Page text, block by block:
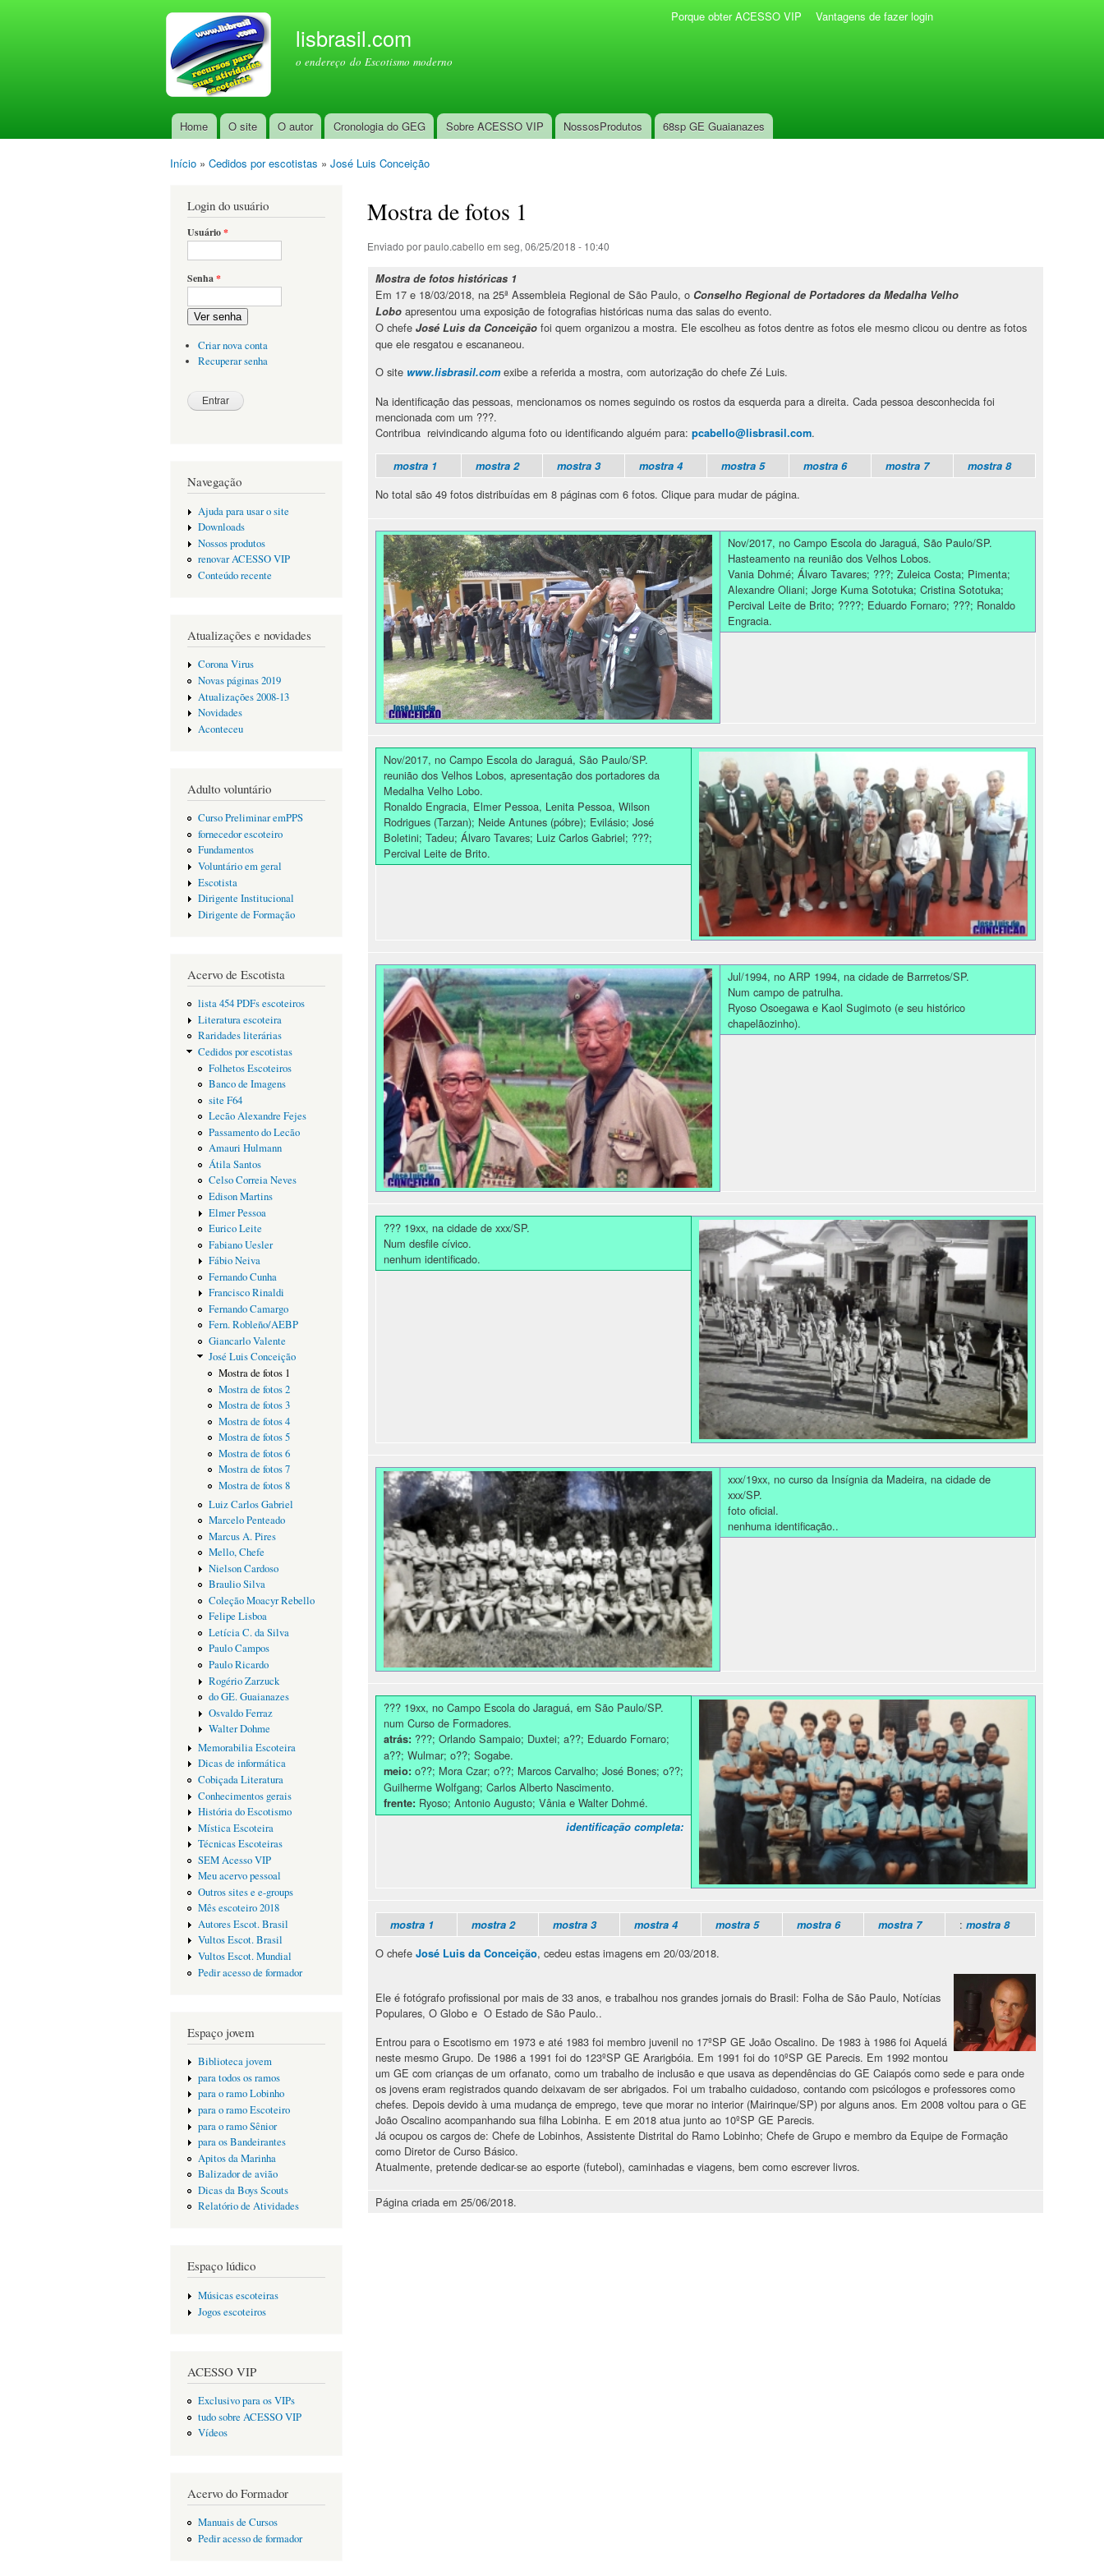
lisbrasil.com
o endereço do Escotismo moderno
Menu principal
Home O site O autor Cronologia do GEG Sobre ACESSO VIP NossosProdutos 68sp GE Guaianazes
Porque obter ACESSO VIP Vantagens de fazer login
Início » Cedidos por escotistas » José Luis Conceição
Login do usuário
Usuário*
Senha*
Ver senha
Criar nova conta
Recuperar senha
Navegação
Ajuda para usar o site
Downloads
Nossos produtos
renovar ACESSO VIP
Conteúdo recente
Atualizações e novidades
Corona Virus
Novas páginas 2019
Atualizações 2008-13
Novidades
Aconteceu
Adulto voluntário
Curso Preliminar emPPS
fornecedor escoteiro
Fundamentos
Voluntário em geral
Escotista
Dirigente Institucional
Dirigente de Formação
Acervo de Escotista
lista 454 PDFs escoteiros
Literatura escoteira
Raridades literárias
Cedidos por escotistas
Folhetos Escoteiros
Banco de Imagens
site F64
Lecão Alexandre Fejes
Passamento do Lecão
Amauri Hulmann
Átila Santos
Celso Correia Neves
Edison Martins
Elmer Pessoa
Eurico Leite
Fabiano Uesler
Fábio Neiva
Fernando Cunha
Francisco Rinaldi
Fernando Camargo
Fern. Robleño/AEBP
Giancarlo Valente
José Luis Conceição
Mostra de fotos 1
Mostra de fotos 2
Mostra de fotos 3
Mostra de fotos 4
Mostra de fotos 5
Mostra de fotos 6
Mostra de fotos 7
Mostra de fotos 8
Luiz Carlos Gabriel
Marcelo Penteado
Marcus A. Pires
Mello, Chefe
Nielson Cardoso
Braulio Silva
Coleção Moacyr Rebello
Felipe Lisboa
Letícia C. da Silva
Paulo Campos
Paulo Ricardo
Rogério Zarzuck
do GE. Guaianazes
Osvaldo Ferraz
Walter Dohme
Memorabilia Escoteira
Dicas de informática
Cobiçada Literatura
Conhecimentos gerais
História do Escotismo
Mística Escoteira
Técnicas Escoteiras
SEM Acesso VIP
Meu acervo pessoal
Outros sites e e-groups
Mês escoteiro 2018
Autores Escot. Brasil
Vultos Escot. Brasil
Vultos Escot. Mundial
Pedir acesso de formador
Espaço jovem
Biblioteca jovem
para todos os ramos
para o ramo Lobinho
para o ramo Escoteiro
para o ramo Sênior
para os Bandeirantes
Apitos da Marinha
Balizador de avião
Dicas da Boys Scouts
Relatório de Atividades
Espaço lúdico
Músicas escoteiras
Jogos escoteiros
ACESSO VIP
Exclusivo para os VIPs
tudo sobre ACESSO VIP
Vídeos
Acervo do Formador
Manuais de Cursos
Pedir acesso de formador
Mostra de fotos 1
Enviado porpaulo.cabello em seg, 06/25/2018 - 10:40
Mostra de fotos históricas 1
Em 17 e 18/03/2018, na 25ª Assembleia Regional de São Paulo, o Conselho Regional de Portadores da Medalha Velho
Lobo apresentou uma exposição de fotografias históricas numa das salas do evento.
​O chefe José Luis da Conceição foi quem organizou a mostra. Ele escolheu as fotos dentre as fotos ele mesmo clicou ou dentre as fotos
que ele resgatou e escananeou.
O site www.lisbrasil.com exibe a referida a mostra, com autorização do chefe Zé Luis.
Na identificação das pessoas, mencionamos os nomes seguindo os rostos da esquerda para a direita. Cada pessoa desconhecida foi
mencionada com um ???.
Contribua reivindicando alguma foto ou identificando alguém para: pcabello@lisbrasil.com.
mostra 1 mostra 2 mostra 3 mostra 4 mostra 5 mostra 6 mostra 7 mostra 8
No total são 49 fotos distribuídas em 8 páginas com 6 fotos. Clique para mudar de página.
Nov/2017, no Campo Escola do Jaraguá, São Paulo/SP.
Hasteamento na reunião dos Velhos Lobos.
Vania Dohmé; Álvaro Tavares; ???; Zuleica Costa; Pimenta;
Alexandre Oliani; Jorge Kuma Sototuka; Cristina Sototuka;
Percival Leite de Brito; ????; Eduardo Fornaro; ???; Ronaldo
Engracia.
Nov/2017, no Campo Escola do Jaraguá, São Paulo/SP.
reunião dos Velhos Lobos, apresentação dos portadores da
Medalha Velho Lobo.
Ronaldo Engracia, Elmer Pessoa, Lenita Pessoa, Wilson
Rodrigues (Tarzan); Neide Antunes (póbre); Evilásio; José
Boletini; Tadeu; Álvaro Tavares; Luiz Carlos Gabriel; ???;
Percival Leite de Brito.
Jul/1994, no ARP 1994, na cidade de Barrretos/SP.
Num campo de patrulha.
Ryoso Osoegawa e Kaol Sugimoto (e seu histórico
chapelãozinho).
??? 19xx, na cidade de xxx/SP.
Num desfile cívico.
nenhum identificado.
xxx/19xx, no curso da Insígnia da Madeira, na cidade de
xxx/SP.
foto oficial.
nenhuma identificação..
??? 19xx, no Campo Escola do Jaraguá, em São Paulo/SP.
num Curso de Formadores.
atrás: ???; Orlando Sampaio; Duxtei; a??; Eduardo Fornaro;
a??; Wulmar; o??; Sogabe.
meio: o??; Mora Czar; o??; Marcos Carvalho; José Bones; o??;
Guilherme Wolfgang; Carlos Alberto Nascimento.
frente: Ryoso; Antonio Augusto; Vânia e Walter Dohmé.
identificação completa:
mostra 1 mostra 2 mostra 3 mostra 4 mostra 5 mostra 6 mostra 7 : mostra 8
O chefe José Luis da Conceição, cedeu estas imagens em 20/03/2018.
Ele é fotógrafo profissional por mais de 33 anos, e trabalhou nos grandes jornais do Brasil: Folha de São Paulo, Notícias
Populares, O Globo e O Estado de São Paulo..
Entrou para o Escotismo em 1973 e até 1983 foi membro juvenil no 17ºSP GE João Oscalino. De 1983 à 1986 foi Aquelá
neste mesmo Grupo. De 1986 a 1991 foi do 123ºSP GE Ararigbóia. Em 1991 foi do 10ºSP GE Parecis. Em 1992 montou
um GE com crianças de um orfanato, como um trabalho de inclusão e que usava as dependências do GE Caiapós como sede e para onde
os jovens eram registrados quando deixavam de ser abrigados. Foi um trabalho cuidadoso, contando com psicólogos e professores como
chefes. Depois devido à uma mudança de emprego, teve que morar no interior (Mairinque/SP) por alguns anos. Em 2008 voltou para o GE
João Oscalino acompanhando sua filha Lobinha. E em 2018 atua junto ao 10ºSP GE Parecis.
Já ocupou os cargos de: Chefe de Lobinhos, Assistente Distrital do Ramo Lobinho; Chefe de Grupo e membro da Equipe de Formação
como Diretor de Curso Básico.
Atualmente, pretende dedicar-se ao esporte (futebol), caminhadas e viagens, bem como escrever livros.
Página criada em 25/06/2018.